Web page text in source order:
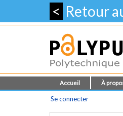
< Retour
Accueil À
Se connecter